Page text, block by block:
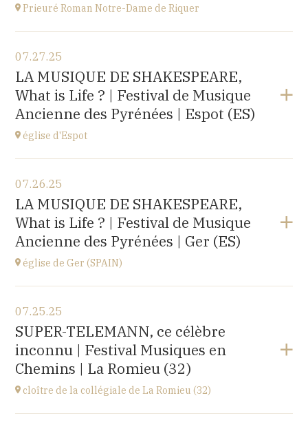
Prieuré Roman Notre-Dame de Riquer
Mas Riquer, Catllar (66500)
at21H00
07.27.25
LA MUSIQUE DE SHAKESPEARE,
What is Life ? | Festival de Musique
Ancienne des Pyrénées | Espot (ES)
église d'Espot
église d'Espot,
SPAIN
at19H00
Buy your tickets
07.26.25
LA MUSIQUE DE SHAKESPEARE,
What is Life ? | Festival de Musique
Ancienne des Pyrénées | Ger (ES)
église de Ger (SPAIN)
église Santa Coloma,
Plaça d'Andreu Xandri, 17539 Ger (SPAIN)
at19H00
Buy your tickets
07.25.25
SUPER-TELEMANN, ce célèbre
inconnu | Festival Musiques en
Chemins | La Romieu (32)
cloître de la collégiale de La Romieu (32)